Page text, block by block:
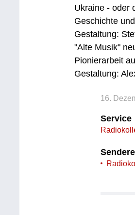
Ukraine - oder
Geschichte
Gestaltung:
"Alte Musik"
Pionierarbeit
Gestaltung:
16.
Service